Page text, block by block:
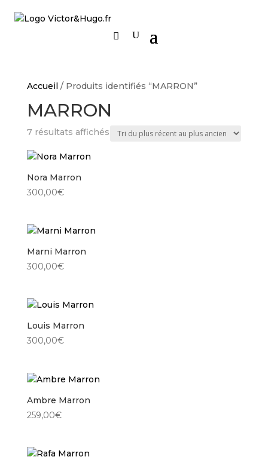
Accueil/ Produits identifiés “MARRON”
MARRON
7 résultats affichésTrié
Nora Marron
300,00€
Marni Marron
300,00€
Louis Marron
300,00€
Ambre Marron
259,00€